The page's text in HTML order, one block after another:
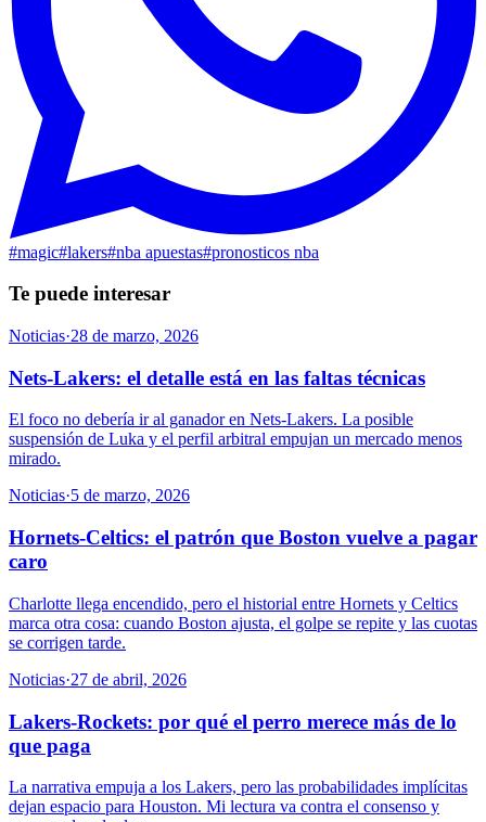
#magic#lakers#nba apuestas#pronosticos nba
Te puede interesar
Noticias·28 de marzo, 2026
Nets-Lakers: el detalle está en las faltas técnicas
El foco no debería ir al ganador en Nets-Lakers. La posible
suspensión de Luka y el perfil arbitral empujan un mercado menos
mirado.
Noticias·5 de marzo, 2026
Hornets-Celtics: el patrón que Boston vuelve a pagar
caro
Charlotte llega encendido, pero el historial entre Hornets y Celtics
marca otra cosa: cuando Boston ajusta, el golpe se repite y las cuotas
se corrigen tarde.
Noticias·27 de abril, 2026
Lakers-Rockets: por qué el perro merece más de lo
que paga
La narrativa empuja a los Lakers, pero las probabilidades implícitas
dejan espacio para Houston. Mi lectura va contra el consenso y